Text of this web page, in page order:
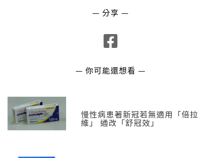
— 分享 —
— 你可能還想看 —
慢性病患著新冠若無適用「倍拉
維」 通改「舒冠效」